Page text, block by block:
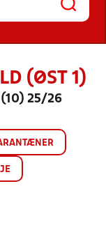
(ØST 1)
(10) 25/26